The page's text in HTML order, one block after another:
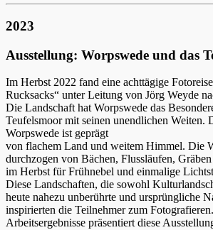
2023
Ausstellung: Worpswede und das
Im Herbst 2022 fand eine achttägige
Rucksacks“ unter Leitung von Jörg Weyde
Die Landschaft hat Worpswede das
Teufelsmoor mit seinen unendlichen Weiten.
Worpswede ist geprägt
von flachem Land und weitem Himmel. Die
durchzogen von Bächen, Flussläufen,
im Herbst für Frühnebel und einmalige
Diese Landschaften, die sowohl
heute nahezu unberührte und ursprüngliche
inspirierten die Teilnehmer zum
Arbeitsergebnisse präsentiert diese